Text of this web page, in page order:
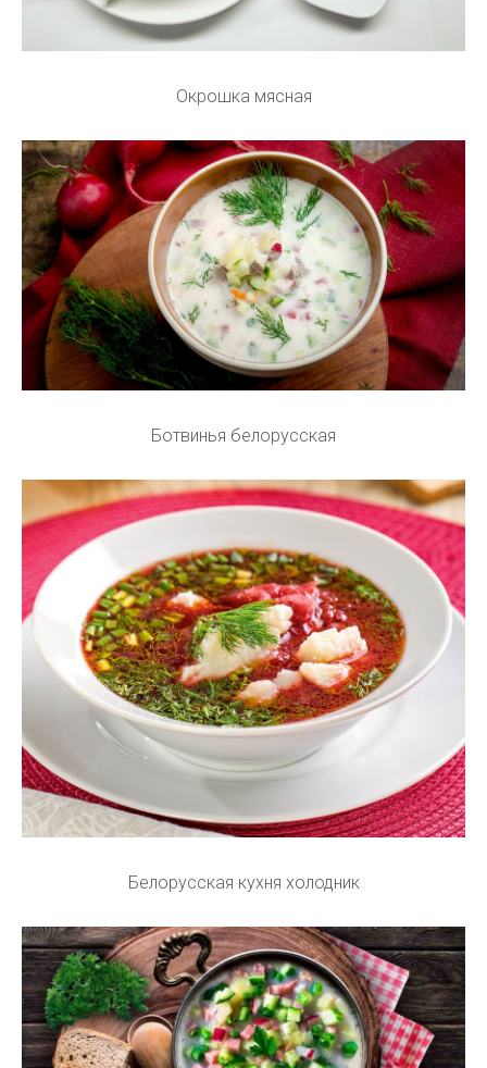
Окрошка мясная
Ботвинья белорусская
Белорусская кухня холодник